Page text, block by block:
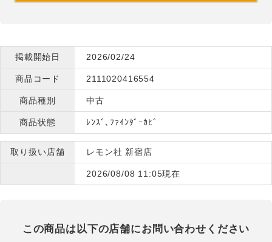
掲載開始日 2026/02/24
商品コード 2111020416554
商品種別 中古
商品状態 ﾚﾝｽﾞ､ﾌｧｲﾝﾀﾞｰｶﾋﾞ
取り扱い店舗 レモン社 新宿店
2026/08/08 11:05現在
この商品は以下の店舗にお問い合わせください